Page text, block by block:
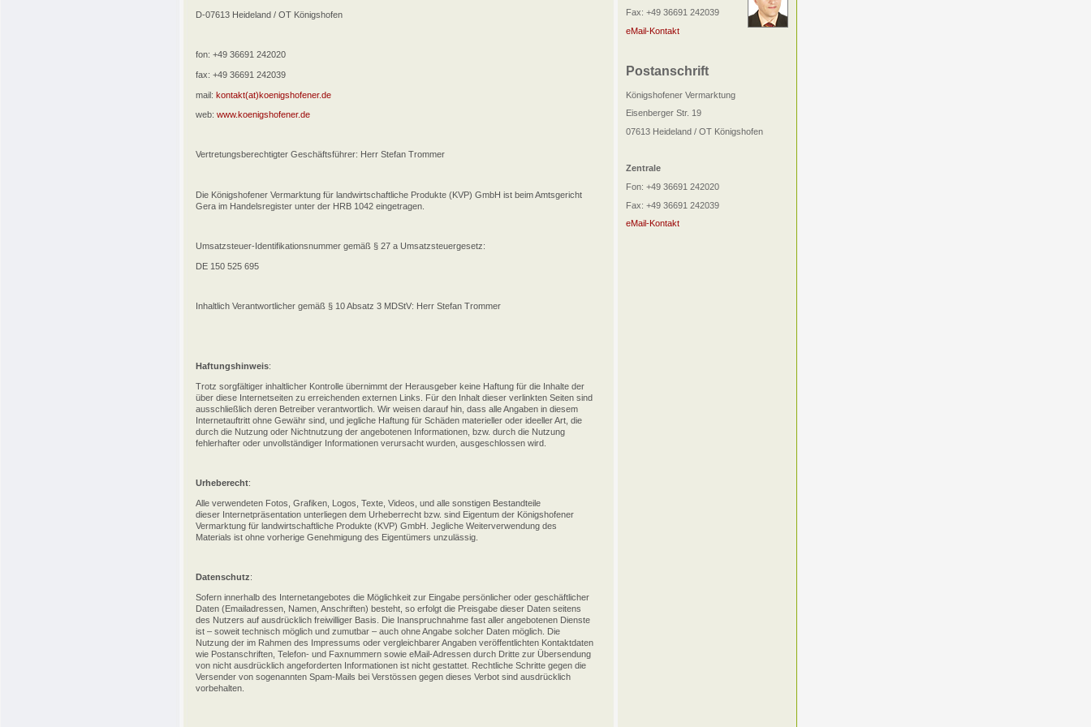
D-07613 Heideland / OT Königshofen
fon: +49 36691 242020
fax: +49 36691 242039
mail: kontakt(at)koenigshofener.de
web: www.koenigshofener.de
Vertretungsberechtigter Geschäftsführer: Herr Stefan Trommer
Die Königshofener Vermarktung für landwirtschaftliche Produkte (KVP) GmbH ist beim Amtsgericht
Gera im Handelsregister unter der HRB 1042 eingetragen.
Umsatzsteuer-Identifikationsnummer gemäß § 27 a Umsatzsteuergesetz:
DE 150 525 695
Inhaltlich Verantwortlicher gemäß § 10 Absatz 3 MDStV: Herr Stefan Trommer
Haftungshinweis:
Trotz sorgfältiger inhaltlicher Kontrolle übernimmt der Herausgeber keine Haftung für die Inhalte der
über diese Internetseiten zu erreichenden externen Links. Für den Inhalt dieser verlinkten Seiten sind
ausschließlich deren Betreiber verantwortlich. Wir weisen darauf hin, dass alle Angaben in diesem
Internetauftritt ohne Gewähr sind, und jegliche Haftung für Schäden materieller oder ideeller Art, die
durch die Nutzung oder Nichtnutzung der angebotenen Informationen, bzw. durch die Nutzung
fehlerhafter oder unvollständiger Informationen verursacht wurden, ausgeschlossen wird.
Urheberecht:
Alle verwendeten Fotos, Grafiken, Logos, Texte, Videos, und alle sonstigen Bestandteile
dieser Internetpräsentation unterliegen dem Urheberrecht bzw. sind Eigentum der Königshofener
Vermarktung für landwirtschaftliche Produkte (KVP) GmbH. Jegliche Weiterverwendung des
Materials ist ohne vorherige Genehmigung des Eigentümers unzulässig.
Datenschutz:
Sofern innerhalb des Internetangebotes die Möglichkeit zur Eingabe persönlicher oder geschäftlicher
Daten (Emailadressen, Namen, Anschriften) besteht, so erfolgt die Preisgabe dieser Daten seitens
des Nutzers auf ausdrücklich freiwilliger Basis. Die Inanspruchnahme fast aller angebotenen Dienste
ist – soweit technisch möglich und zumutbar – auch ohne Angabe solcher Daten möglich. Die
Nutzung der im Rahmen des Impressums oder vergleichbarer Angaben veröffentlichten Kontaktdaten
wie Postanschriften, Telefon- und Faxnummern sowie eMail-Adressen durch Dritte zur Übersendung
von nicht ausdrücklich angeforderten Informationen ist nicht gestattet. Rechtliche Schritte gegen die
Versender von sogenannten Spam-Mails bei Verstössen gegen dieses Verbot sind ausdrücklich
vorbehalten.
Fax: +49 36691 242039
eMail-Kontakt
Postanschrift
Königshofener Vermarktung
Eisenberger Str. 19
07613 Heideland / OT Königshofen
Zentrale
Fon: +49 36691 242020
Fax: +49 36691 242039
eMail-Kontakt